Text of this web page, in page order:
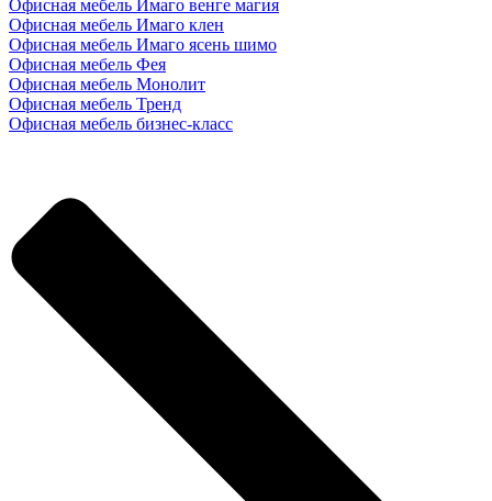
Офисная мебель Имаго венге магия
Офисная мебель Имаго клен
Офисная мебель Имаго ясень шимо
Офисная мебель Фея
Офисная мебель Монолит
Офисная мебель Тренд
Офисная мебель бизнес-класс